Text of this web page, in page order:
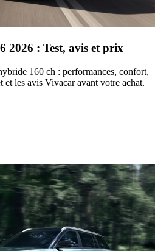
2026 : Test, avis et prix
160 ch : performances, confort,
les avis Vivacar avant votre achat.